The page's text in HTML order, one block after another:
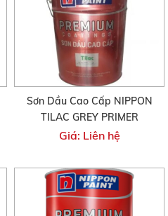
Sơn Dầu Cao Cấp NIPPON
TILAC GREY PRIMER
Giá: Liên hệ